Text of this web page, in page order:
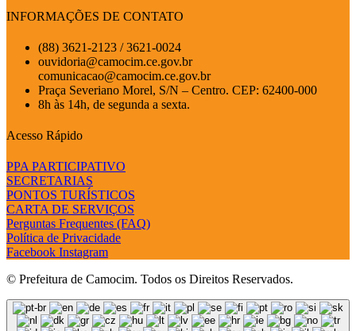
INFORMAÇÕES DE CONTATO
(88) 3621-2123 / 3621-0024
ouvidoria@camocim.ce.gov.br
comunicacao@camocim.ce.gov.br
Praça Severiano Morel, S/N – Centro. CEP: 62400-000
8h às 14h, de segunda a sexta.
Acesso Rápido
PPA PARTICIPATIVO
SECRETARIAS
PONTOS TURÍSTICOS
CARTA DE SERVIÇOS
Perguntas Frequentes (FAQ)
Política de Privacidade
Facebook Instagram
© Prefeitura de Camocim. Todos os Direitos Reservados.